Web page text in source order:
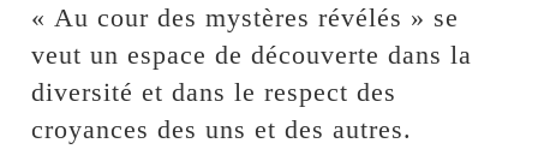
« Au cour des mystères révélés » se
veut un espace de découverte dans la
diversité et dans le respect des
croyances des uns et des autres.